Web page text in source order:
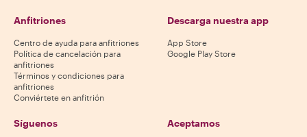
Anfitriones
Centro de ayuda para anfitriones
Política de cancelación para
anfitriones
Términos y condiciones para
anfitriones
Conviértete en anfitrión
Descarga nuestra app
App Store
Google Play Store
Síguenos Aceptamos